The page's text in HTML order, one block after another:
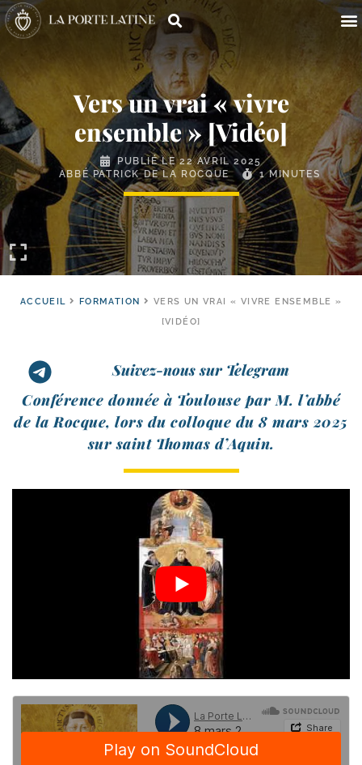
Vers un vrai « vivre
ensemble » [Vidéo]
PUBLIÉ LE22 AVRIL 2025
ABBÉ PATRICK DE LA ROCQUE
1 MINUTES
ACCUEIL FORMATION
VERS UN VRAI « VIVRE ENSEMBLE »
[VIDÉO]
Suivez-nous sur Telegram
Conférence don­née à Toulouse par M. l’ab­bé
de la Rocque, lors du col­loque du 8 mars 2025
sur saint Thomas d’Aquin.